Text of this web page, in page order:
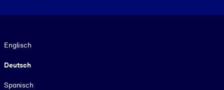
Englisch
Deutsch
Spanisch